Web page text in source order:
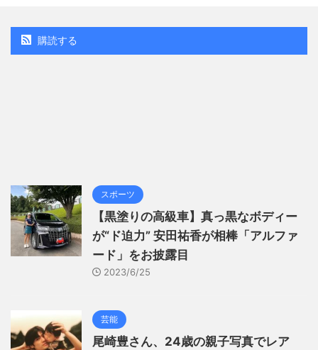
購読する
スポーツ
【黒塗りの高級車】真っ黒なボディー
が“ド迫力” 安田祐香が相棒「アルファ
ード」をお披露目
2023/6/25
芸能
尾崎豊さん、24歳の親子写真でレア